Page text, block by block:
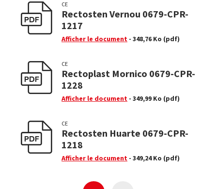
CE
Rectosten Vernou 0679-CPR-
1217
Afficher le document - 348,76 Ko (pdf)
CE
Rectoplast Mornico 0679-CPR-
1228
Afficher le document - 349,99 Ko (pdf)
CE
Rectosten Huarte 0679-CPR-
1218
Afficher le document - 349,24 Ko (pdf)